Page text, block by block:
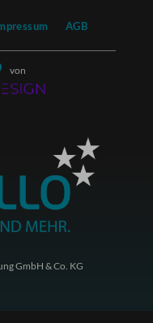
AGB
von
GmbH & Co. KG